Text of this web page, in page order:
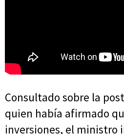
Consultado sobre la
quien había afirmado
inversiones, el ministro